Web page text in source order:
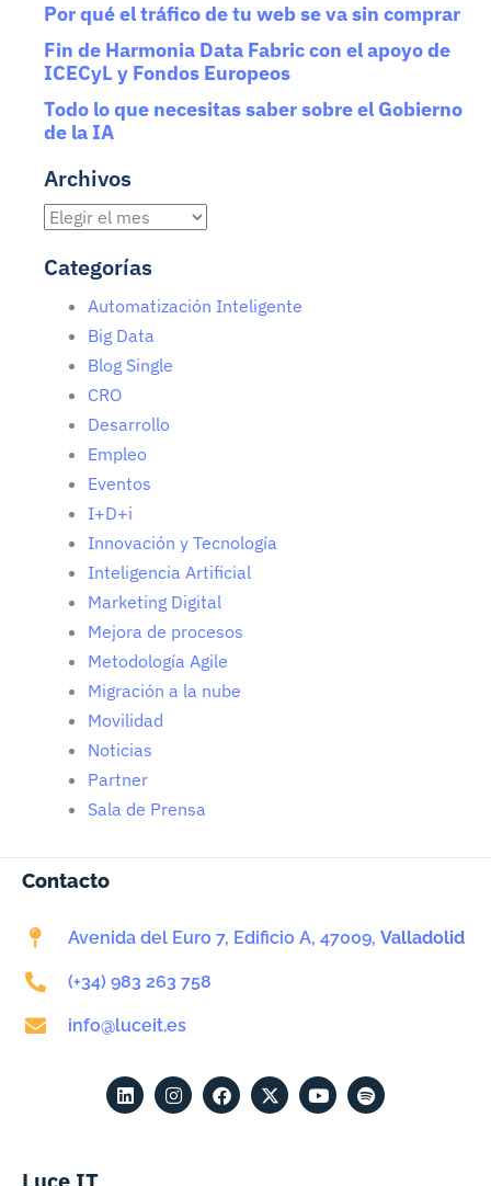
Por qué el tráfico de tu web se va sin comprar
Fin de Harmonia Data Fabric con el apoyo de
ICECyL y Fondos Europeos
Todo lo que necesitas saber sobre el Gobierno
de la IA
Archivos
Categorías
Automatización Inteligente
Big Data
Blog Single
CRO
Desarrollo
Empleo
Eventos
I+D+i
Innovación y Tecnología
Inteligencia Artificial
Marketing Digital
Mejora de procesos
Metodología Agile
Migración a la nube
Movilidad
Noticias
Partner
Sala de Prensa
Contacto
Avenida del Euro 7, Edificio A, 47009, Valladolid
(+34) 983 263 758
info@luceit.es